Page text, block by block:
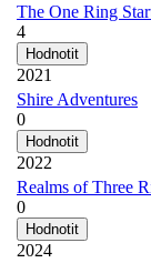
The One Ring
4
2021
Shire Adventures
0
2022
Realms of Three
0
2024